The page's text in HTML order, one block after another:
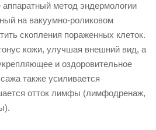
метод эндермологии
на вакуумно-роликовом
скопления пораженных клеток.
кожи, улучшая внешний вид, а
и оздоровительное
также усиливается
отток лимфы (лимфодренаж,